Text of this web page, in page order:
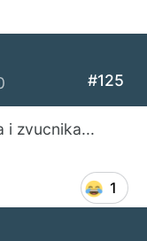
#125
i zvucnika...
1